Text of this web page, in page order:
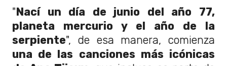
"Nací un día de junio del año 77,
planeta mercurio y el año de la
serpiente", de esa manera, comienza
una de las canciones más icónicas